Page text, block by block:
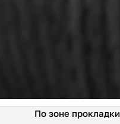
По зоне прокладки